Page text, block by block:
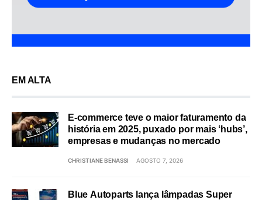
EM ALTA
E-commerce teve o maior faturamento da
história em 2025, puxado por mais ‘hubs’,
empresas e mudanças no mercado
CHRISTIANE BENASSI AGOSTO 7, 2026
Blue Autoparts lança lâmpadas Super